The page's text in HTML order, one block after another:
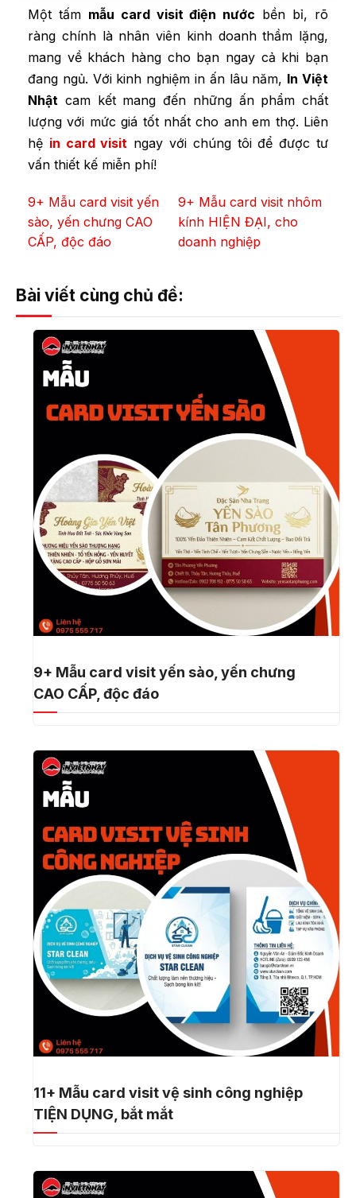
Một tấm mẫu card visit điện nước bền bỉ, rõ
ràng chính là nhân viên kinh doanh thầm lặng,
mang về khách hàng cho bạn ngay cả khi bạn
đang ngủ. Với kinh nghiệm in ấn lâu năm, In Việt
Nhật cam kết mang đến những ấn phẩm chất
lượng với mức giá tốt nhất cho anh em thợ. Liên
hệ in card visit ngay với chúng tôi để được tư
vấn thiết kế miễn phí!
9+ Mẫu card visit yến
sào, yến chưng CAO
CẤP, độc đáo
9+ Mẫu card visit nhôm
kính HIỆN ĐẠI, cho
doanh nghiệp
Bài viết cùng chủ đề:
9+ Mẫu card visit yến sào, yến chưng
CAO CẤP, độc đáo
11+ Mẫu card visit vệ sinh công nghiệp
TIỆN DỤNG, bắt mắt